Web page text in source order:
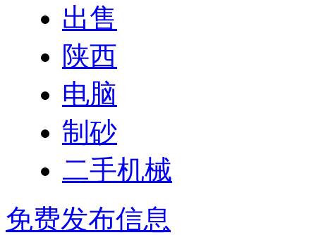
出售
陕西
电脑
制砂
二手机械
免费发布信息